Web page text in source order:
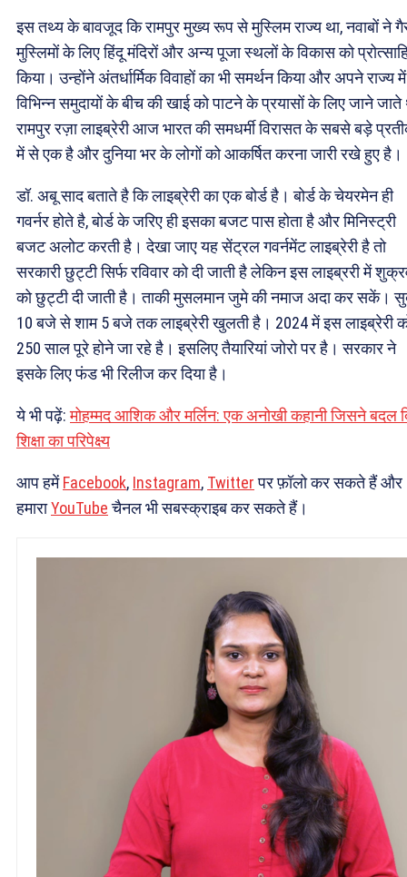
इस तथ्य के बावजूद कि रामपुर मुख्य रूप से मुस्लिम राज्य था, नवाबों ने
मुस्लिमों के लिए हिंदू मंदिरों और अन्य पूजा स्थलों के विकास को
किया। उन्होंने अंतर्धार्मिक विवाहों का भी समर्थन किया और अपने राज्य में
विभिन्न समुदायों के बीच की खाई को पाटने के प्रयासों के लिए जाने
रामपुर रज़ा लाइब्रेरी आज भारत की समधर्मी विरासत के सबसे बड़े
में से एक है और दुनिया भर के लोगों को आकर्षित करना जारी रखे हुए है।
डॉ. अबू साद बताते है कि लाइब्रेरी का एक बोर्ड है। बोर्ड के चेयरमेन ही
गवर्नर होते है, बोर्ड के जरिए ही इसका बजट पास होता है और मिनिस्ट्री
बजट अलोट करती है। देखा जाए यह सेंट्रल गवर्नमेंट लाइब्रेरी है तो
सरकारी छुट्टी सिर्फ रविवार को दी जाती है लेकिन इस लाइब्ररी में
को छुट्टी दी जाती है। ताकी मुसलमान जुमे की नमाज अदा कर सकें।
10 बजे से शाम 5 बजे तक लाइब्रेरी खुलती है। 2024 में इस लाइब्रेरी
250 साल पूरे होने जा रहे है। इसलिए तैयारियां जोरो पर है। सरकार ने
इसके लिए फंड भी रिलीज कर दिया है।
ये भी पढ़ें:मोहम्मद आशिक और मर्लिन: एक अनोखी कहानी जिसने बदल
शिक्षा का परिपेक्ष्य
आप हमेंFacebook, Instagram, Twitterपर फ़ॉलो कर सकते हैं और
हमाराYouTubeचैनल भी सबस्क्राइब कर सकते हैं।